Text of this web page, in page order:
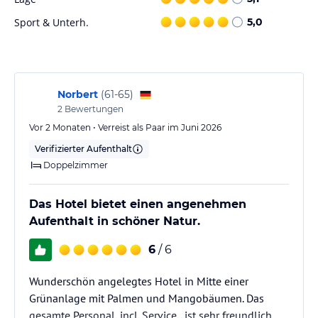
komfortablen, klimatisierten Minibus werden auf Wunsch gerne
von unserem Team organisiert.
verschiedene Kategorien unterteilen: Superior Zimmer, Comfort
Bungalow, Deluxe Zimmer, Junior Suiten und Suiten.
▪ Klimaanlage
▪ Moskitonetz
▪ Antiallergie-Bettwaren
▪ Telefon und kostenlosen W-LAN Zugang
▪ 1 Flasche Mineralwasser täglich pro Gast
▪ Haartrockner und Pflegeprodukte
▪ Zimmersafe
▪ Schminktisch
Superior Zimmer
Sport & Unterh. 5,0
Norbert (61-65)
2 Bewertungen
Vor 2 Monaten • Verreist als Paar im Juni 2026
Verifizierter Aufenthalt
Doppelzimmer
Das Hotel bietet einen angenehmen
Aufenthalt in schöner Natur.
6 / 6
Wunderschön angelegtes Hotel in Mitte einer
Grünanlage mit Palmen und Mangobäumen. Das
gesamte Personal, incl. Service,. ist sehr freundlich